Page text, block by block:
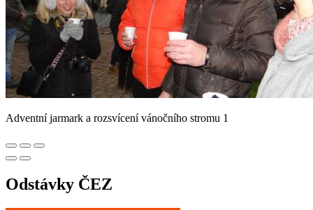
Adventní jarmark a rozsvícení vánočního stromu 1
Odstávky ČEZ